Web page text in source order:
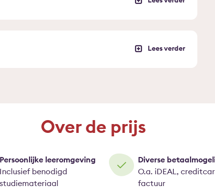
Over de prijs
Persoonlijke leeromgeving
Inclusief benodigd
studiemateriaal
Diverse
O.a. iDEAL,
factuur